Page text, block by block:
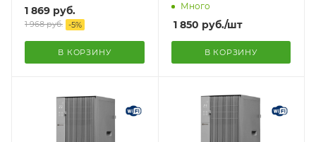
1 869 руб.
1 968руб. -5%
В КОРЗИНУ
Много
1 850 руб./шт
В КОРЗИНУ